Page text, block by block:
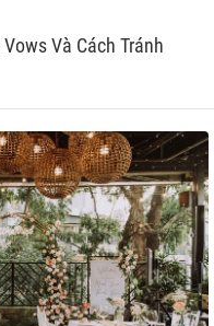
Và Cách Tránh